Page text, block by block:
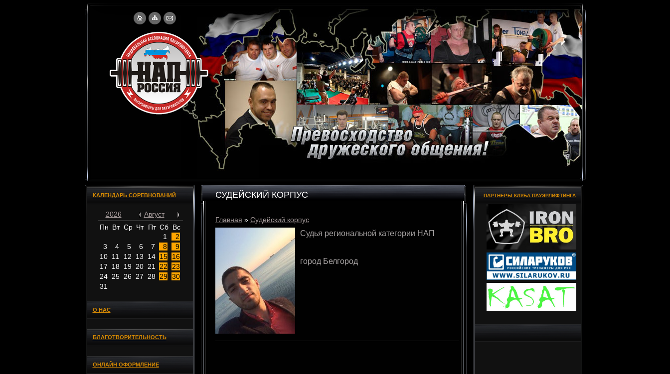
КАЛЕНДАРЬ СОРЕВНОВАНИЙ
2026
Август
Пн Вт Ср Чт Пт Сб Вс
1
2
3
4 5 6 7 8
9
10 11 12 13 14 15
16
17
18 19 20 21 22
23
24 25 26 27 28 29 30
31
О НАС
БЛАГОТВОРИТЕЛЬНОСТЬ
ОНЛАЙН ОФОРМЛЕНИЕ
СУДЕЙСКИЙ КОРПУС
Главная » Судейский корпус
Судья региональной категории НАП
город Белгород
ПАРТНЕРЫ КЛУБА ПАУЭРЛИФТИНГА